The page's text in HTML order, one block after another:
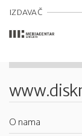
IZDAVAČ
O nama